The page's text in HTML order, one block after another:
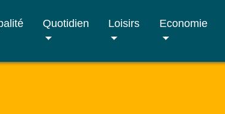
Quotidien Loisirs Economie